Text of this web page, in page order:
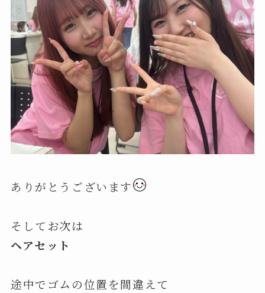
ありがとうございます
そしてお次は
ヘアセット
途中でゴムの位置を間違えて